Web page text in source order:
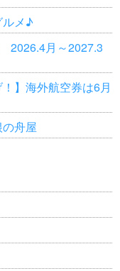
ルメ♪
2026.4月～2027.3
】海外航空券は6月
舟屋